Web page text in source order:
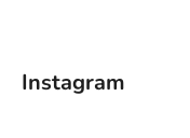
Instagram